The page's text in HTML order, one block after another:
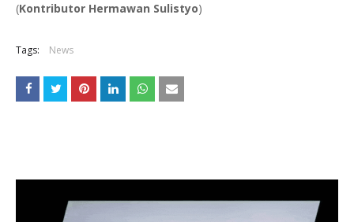
(Kontributor Hermawan Sulistyo)
Tags: News